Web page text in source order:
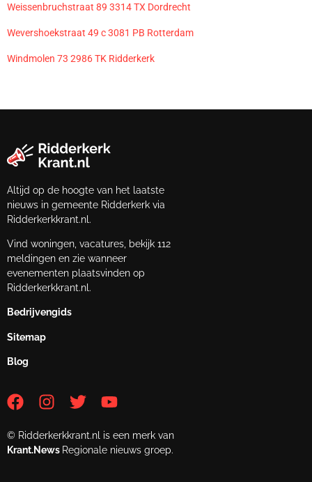
Weissenbruchstraat 89 3314 TX Dordrecht
Wevershoekstraat 49 c 3081 PB Rotterdam
Windmolen 73 2986 TK Ridderkerk
Altijd op de hoogte van het laatste
nieuws in gemeente Ridderkerk via
Ridderkerkkrant.nl.
Vind woningen, vacatures, bekijk 112
meldingen en zie wanneer
evenementen plaatsvinden op
Ridderkerkkrant.nl.
Bedrijvengids
Sitemap
Blog
© Ridderkerkkrant.nl is een merk van
Krant.News Regionale nieuws groep.